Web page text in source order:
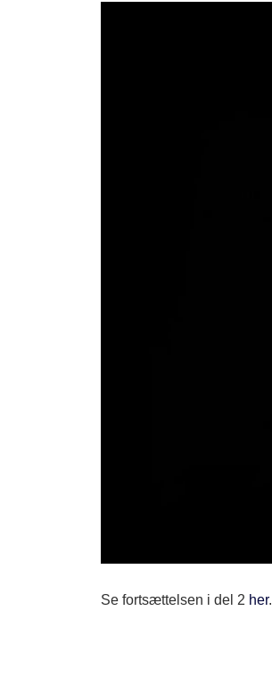
Se fortsættelsen i del 2 her.